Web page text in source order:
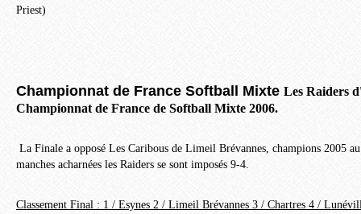
Priest)
Championnat de France Softball Mixte Les Raiders
Championnat de France de Softball Mixte 2006.
La Finale a opposé Les Caribous de Limeil Brévannes, champions 2005
manches acharnées les Raiders se sont imposés 9-4.
Classement Final : 1 / Esynes 2 / Limeil Brévannes 3 / Chartres 4 /